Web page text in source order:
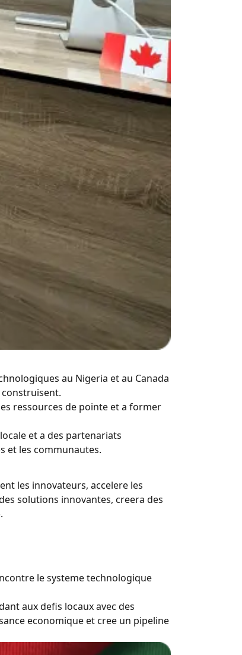
au Nigeria et au Canada
ressources de pointe et a former
et a des partenariats
et les communautes.
les innovateurs, accelere les
solutions innovantes, creera des
le systeme technologique
aux defis locaux avec des
economique et cree un pipeline